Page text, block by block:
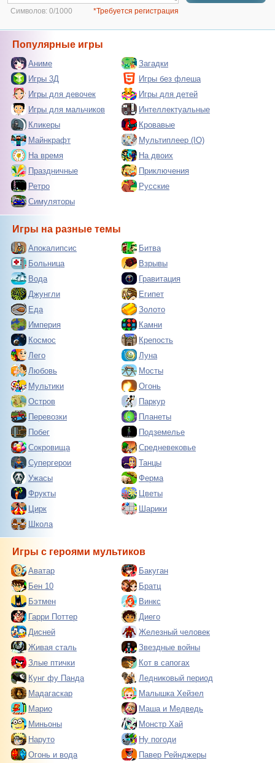
Символов: 0/1000 *Требуется регистрация
Популярные игры
Аниме
Загадки
Игры 3Д
Игры без флеша
Игры для девочек
Игры для детей
Игры для мальчиков
Интеллектуальные
Кликеры
Кровавые
Майнкрафт
Мультиплеер (IO)
На время
На двоих
Праздничные
Приключения
Ретро
Русские
Симуляторы
Игры на разные темы
Апокалипсис
Битва
Больница
Взрывы
Вода
Гравитация
Джунгли
Египет
Еда
Золото
Империя
Камни
Космос
Крепость
Лего
Луна
Любовь
Мосты
Мультики
Огонь
Остров
Паркур
Перевозки
Планеты
Побег
Подземелье
Сокровища
Средневековье
Супергерои
Танцы
Ужасы
Ферма
Фрукты
Цветы
Цирк
Шарики
Школа
Игры с героями мультиков
Аватар
Бакуган
Бен 10
Братц
Бэтмен
Винкс
Гарри Поттер
Диего
Дисней
Железный человек
Живая сталь
Звездные войны
Злые птички
Кот в сапогах
Кунг фу Панда
Ледниковый период
Мадагаскар
Малышка Хейзел
Марио
Маша и Медведь
Миньоны
Монстр Хай
Наруто
Ну погоди
Огонь и вода
Павер Рейнджеры